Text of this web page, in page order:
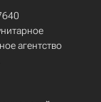
агентство